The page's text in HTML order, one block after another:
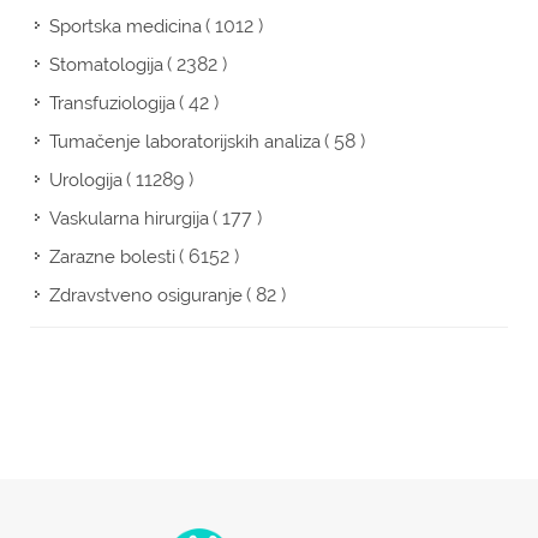
Sportska medicina( 1012 )
Stomatologija( 2382 )
Transfuziologija( 42 )
Tumačenje laboratorijskih analiza( 58 )
Urologija( 11289 )
Vaskularna hirurgija( 177 )
Zarazne bolesti( 6152 )
Zdravstveno osiguranje( 82 )